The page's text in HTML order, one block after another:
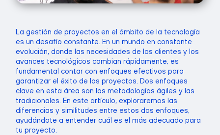
La gestión de proyectos en el ámbito de la tecnología
es un desafío constante. En un mundo en constante
evolución, donde las necesidades de los clientes y los
avances tecnológicos cambian rápidamente, es
fundamental contar con enfoques efectivos para
garantizar el éxito de los proyectos. Dos enfoques
clave en esta área son las metodologías ágiles y las
tradicionales. En este artículo, exploraremos las
diferencias y similitudes entre estos dos enfoques,
ayudándote a entender cuál es el más adecuado para
tu proyecto.